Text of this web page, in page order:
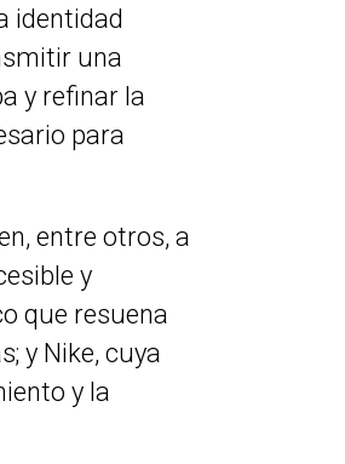
identidad
una
y refinar la
para
entre otros, a
y
que resuena
y Nike, cuya
y la